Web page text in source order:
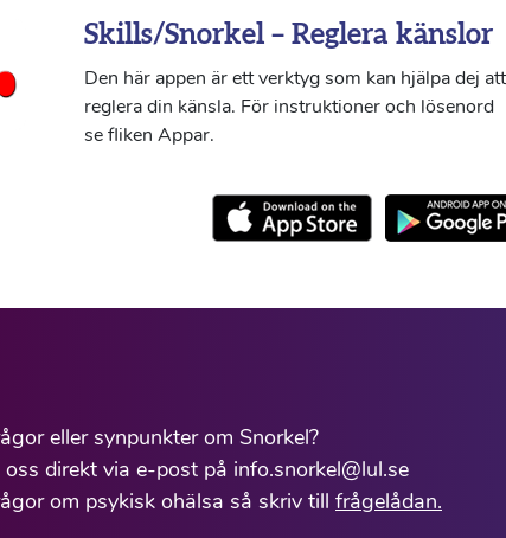
Skills/Snorkel – Reglera känslor
Den här appen är ett verktyg som kan hjälpa dej att
reglera din känsla. För instruktioner och lösenord
se fliken Appar.
eller synpunkter om Snorkel?
direkt via e-post på info.snorkel@lul.se
om psykisk ohälsa så skriv till frågelådan.